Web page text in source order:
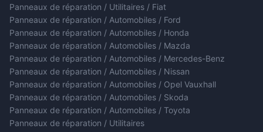
Panneaux de réparation / Utilitaires / Fiat
Panneaux de réparation / Automobiles / Ford
Panneaux de réparation / Automobiles / Honda
Panneaux de réparation / Automobiles / Mazda
Panneaux de réparation / Automobiles / Mercedes-Benz
Panneaux de réparation / Automobiles / Nissan
Panneaux de réparation / Automobiles / Opel Vauxhall
Panneaux de réparation / Automobiles / Skoda
Panneaux de réparation / Automobiles / Toyota
Panneaux de réparation / Utilitaires